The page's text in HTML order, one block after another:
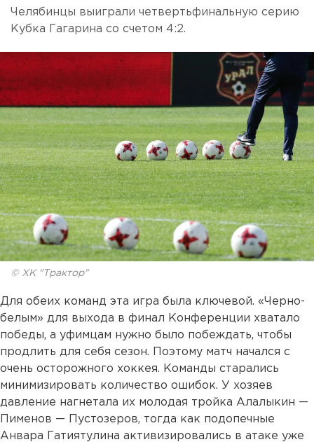
Челябинцы выиграли четвертьфинальную серию
Кубка Гагарина со счетом 4:2.
© ХК "Трактор"
Для обеих команд эта игра была ключевой. «Черно-
белым» для выхода в финал Конференции хватало
победы, а уфимцам нужно было побеждать, чтобы
продлить для себя сезон. Поэтому матч начался с
очень осторожного хоккея. Команды старались
минимизировать количество ошибок. У хозяев
давление нагнетала их молодая тройка Алалыкин —
Пименов — Пустозеров, тогда как подопечные
Анвара Гатиятулина активизировались в атаке уже